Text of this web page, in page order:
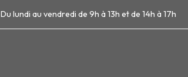
Du lundi au vendredi de 9h à 13h et de 14h à 17h